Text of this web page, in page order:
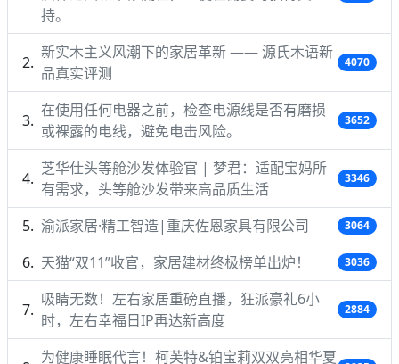
持。
新实木主义风潮下的家居革新 —— 源氏木语新
品真实评测
4070
在使用任何电器之前，检查电源线是否有磨损
或裸露的电线，避免电击风险。
3652
芝华仕头等舱沙发体验官 | 梦君：适配宝妈所
有需求，头等舱沙发带来高品质生活
3346
渝派家居·精工智造|重庆佐恩家具有限公司 3064
天猫“双11”收官，家居建材终极榜单出炉！ 3036
吸睛无数！左右家居重磅直播，狂派豪礼6小
时，左右幸福日IP再达新高度
2884
为健康睡眠代言！柯芙特&铂宝莉双双亮相华夏